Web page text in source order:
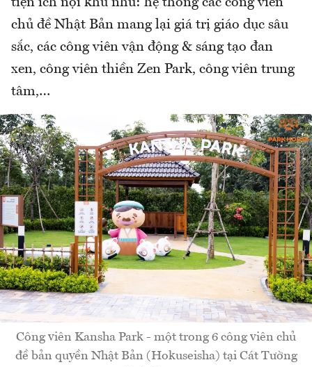
tiện ích nội khu như: hệ thống các công viên
chủ đề Nhật Bản mang lại giá trị giáo dục sâu
sắc, các công viên vận động & sáng tạo đan
xen, công viên thiền Zen Park, công viên trung
tâm,…
Công viên Kansha Park - một trong 6 công viên chủ
đề bản quyền Nhật Bản (Hokuseisha) tại Cát Tường